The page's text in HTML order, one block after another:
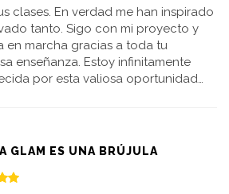
clases. En verdad me han inspirado
tanto. Sigo con mi proyecto y
en marcha gracias a toda tu
enseñanza. Estoy infinitamente
por esta valiosa oportunidad…
GLAM ES UNA BRÚJULA